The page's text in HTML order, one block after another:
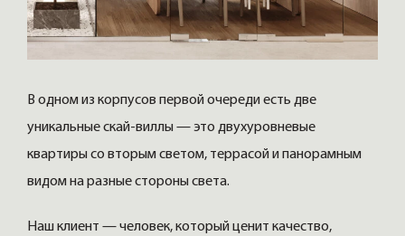
В одном из корпусов первой очереди есть две
уникальные скай-виллы — это двухуровневые
квартиры со вторым светом, террасой и панорамным
видом на разные стороны света.
Наш клиент — человек, который ценит качество,